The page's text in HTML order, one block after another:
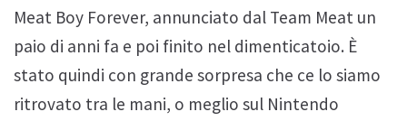
Meat Boy Forever, annunciato dal Team Meat un
paio di anni fa e poi finito nel dimenticatoio. È
stato quindi con grande sorpresa che ce lo siamo
ritrovato tra le mani, o meglio sul Nintendo